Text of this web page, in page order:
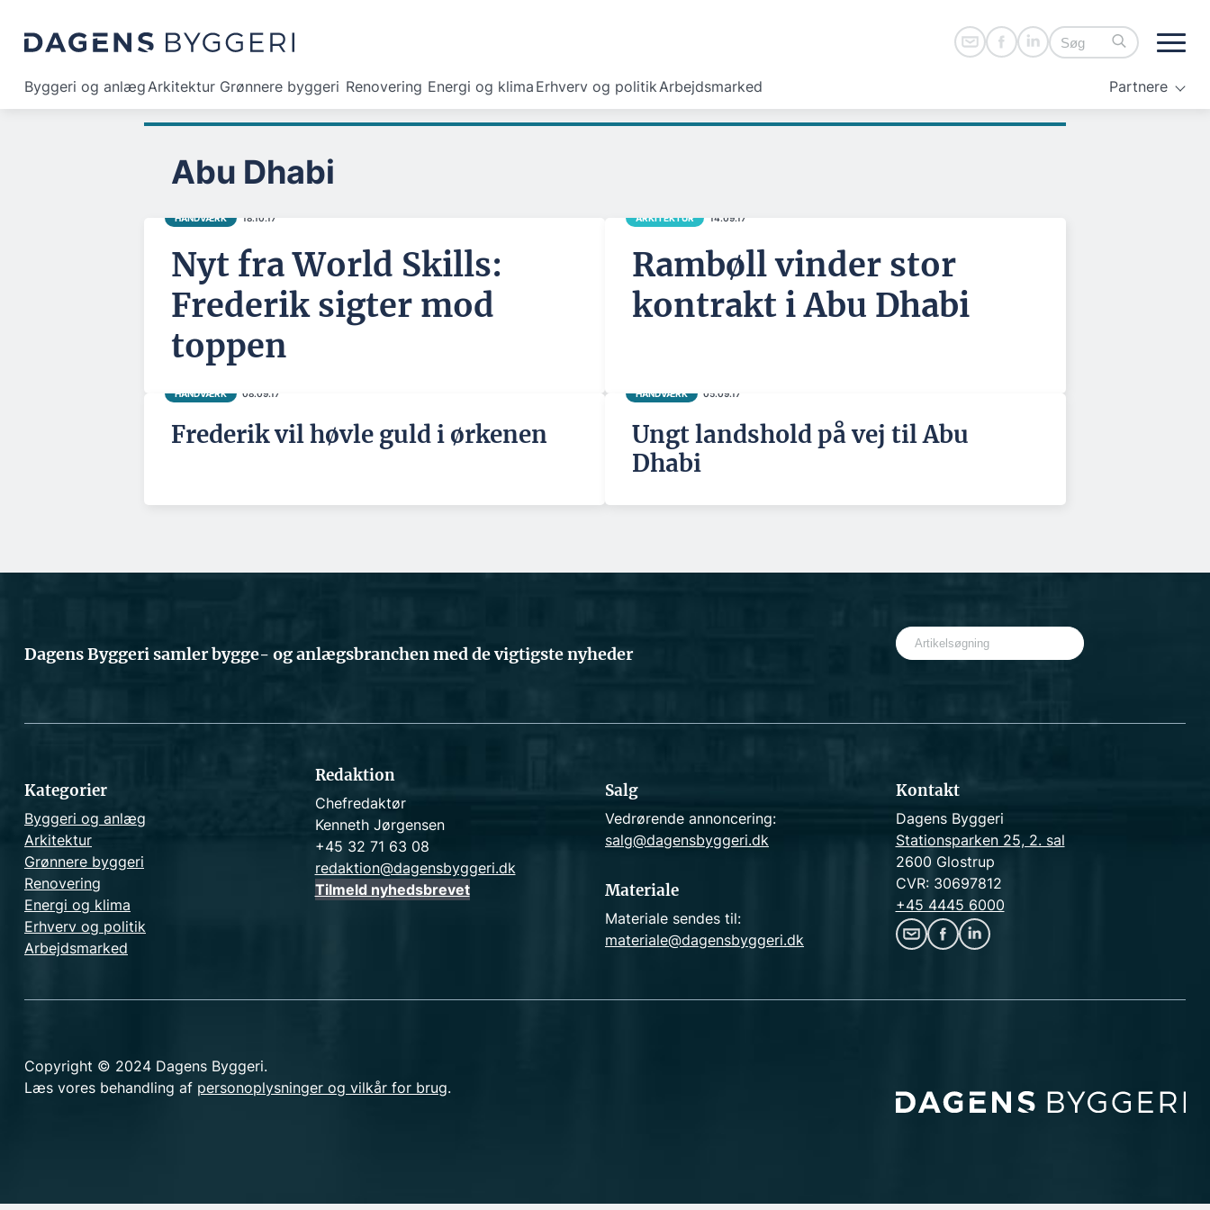
Byggeri og anlægArkitektur Grønnere byggeri Renovering Energi og klima Erhverv og politikArbejdsmarked Partnere
Abu Dhabi
HÅNDVÆRK 18.10.17
Nyt fra World Skills:
Frederik sigter mod
toppen
ARKITEKTUR 14.09.17
Rambøll vinder stor
kontrakt i Abu Dhabi
HÅNDVÆRK 08.09.17
Frederik vil høvle guld i ørkenen
HÅNDVÆRK 05.09.17
Ungt landshold på vej til Abu
Dhabi
Dagens Byggeri samler bygge- og anlægsbranchen med de vigtigste nyheder
S
e
c
Kategorier
Byggeri og anlæg
Arkitektur
Grønnere byggeri
Renovering
Energi og klima
Erhverv og politik
Arbejdsmarked
Redaktion
Chefredaktør
Kenneth Jørgensen
+45 32 71 63 08
redaktion@dagensbyggeri.dk
Tilmeld nyhedsbrevet
Salg
Vedrørende annoncering:
salg@dagensbyggeri.dk
Materiale
Materiale sendes til:
materiale@dagensbyggeri.dk
Kontakt
Dagens Byggeri
Stationsparken 25, 2. sal
2600 Glostrup
CVR: 30697812
+45 4445 6000
Copyright © 2024 Dagens Byggeri.
Læs vores behandling af personoplysninger og vilkår for brug.